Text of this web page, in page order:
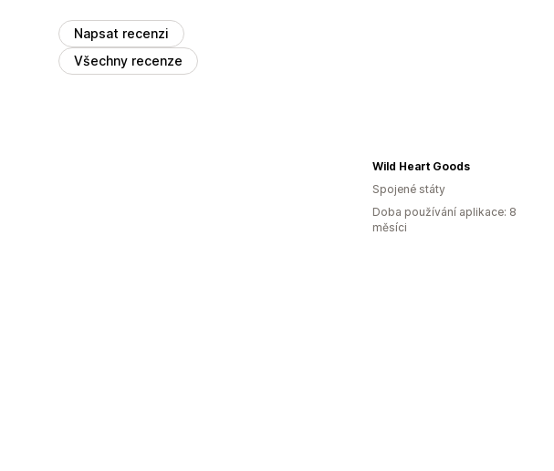
Napsat recenzi
Všechny recenze
Wild Heart Goods
Spojené státy
Doba používání aplikace: 8
měsíci